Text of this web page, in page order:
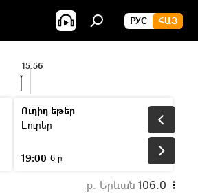
РУС ՀԱՅ
15:56
Ուղիղ եթեր
Լուրեր
19:00 6 ր
ք. Երևան 106.0